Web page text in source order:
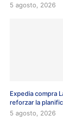
5 agosto, 2026
Expedia compra
reforzar la
5 agosto, 2026